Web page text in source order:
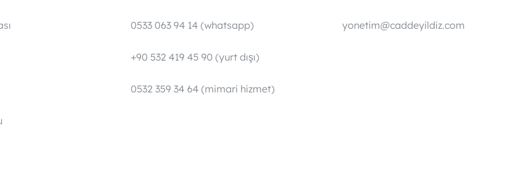
0533 063 94 14 (whatsapp)
+90 532 419 45 90 (yurt dışı)
0532 359 34 64 (mimari hizmet)
yonetim@caddeyildiz.com